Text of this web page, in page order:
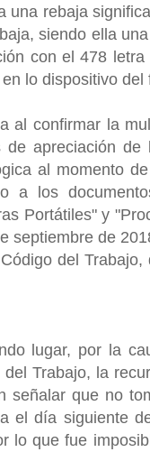
una rebaja
siendo ella
con el 478
lo dispositivo del
al confirmar la
de apreciación
al momento
a los
Portátiles" y
septiembre de
del
lugar, por la
Trabajo, la
señalar que no
el día siguiente
lo que fue